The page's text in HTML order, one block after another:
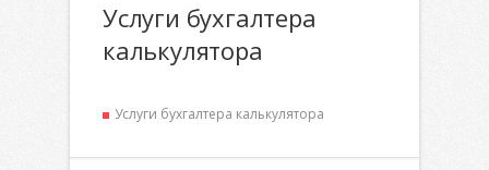
Услуги бухгалтера
калькулятора
Услуги бухгалтера калькулятора